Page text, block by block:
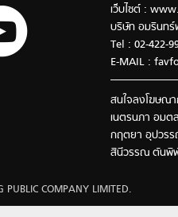
เว็บไซต์ :
บริษัท อมรินท
Tel : 02-422-
E-MAIL :
สนใจลงโฆษณา
เนตรนภา อมต
กฤตยา อุปวรร
สินีวรรณ ตันพิ
COMPANY LIMITED.